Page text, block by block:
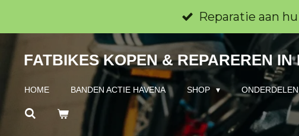
direct
naar
Reparatie aan
FATBIKES KOPEN & REPAREREN
HOME BANDEN ACTIE HAVENA SHOP ONDERDELEN